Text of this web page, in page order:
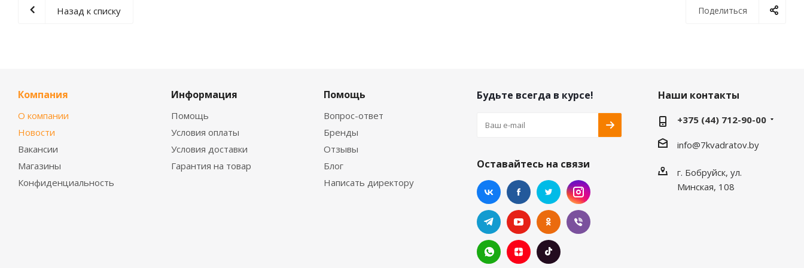
Поделиться
Назад к списку
Компания
О компании
Новости
Вакансии
Магазины
Конфиденциальность
Информация
Помощь
Условия оплаты
Условия доставки
Гарантия на товар
Помощь
Вопрос-ответ
Бренды
Отзывы
Блог
Написать директору
Будьте всегда в курсе!
Оставайтесь на связи
Наши контакты
+375 (44) 712-90-00
info@7kvadratov.by
г. Бобруйск, ул.
Минская, 108